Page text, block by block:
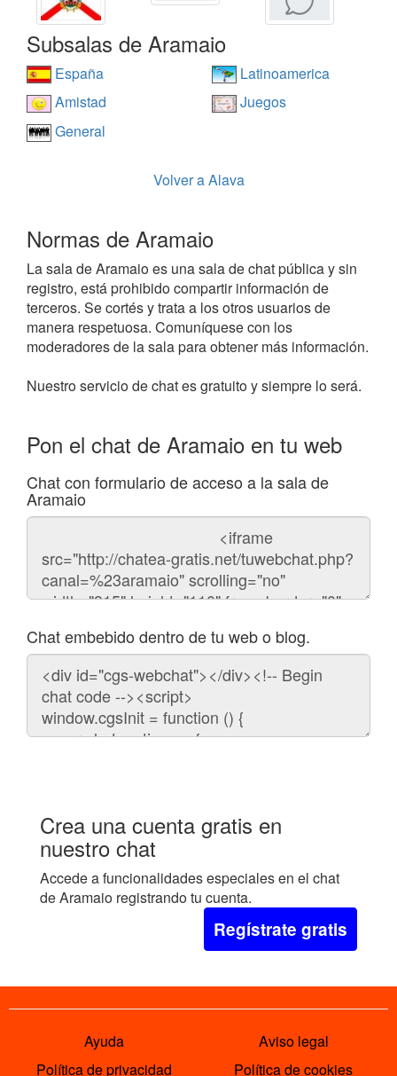
Subsalas de Aramaio
España
Latinoamerica
Amistad
Juegos
General
Volver a Alava
Normas de Aramaio
La sala de Aramaio es una sala de chat pública y sin
registro, está prohibido compartir información de
terceros. Se cortés y trata a los otros usuarios de
manera respetuosa. Comuníquese con los
moderadores de la sala para obtener más información.
Nuestro servicio de chat es gratuito y siempre lo será.
Pon el chat de Aramaio en tu web
Chat con formulario de acceso a la sala de
Aramaio
Código
chat
Chat embebido dentro de tu web o blog.
Código
para
embeber
chat
Crea una cuenta gratis en
nuestro chat
Accede a funcionalidades especiales en el chat
de Aramaio registrando tu cuenta.
Regístrate gratis
Ayuda
Aviso legal
Política de privacidad
Política de cookies